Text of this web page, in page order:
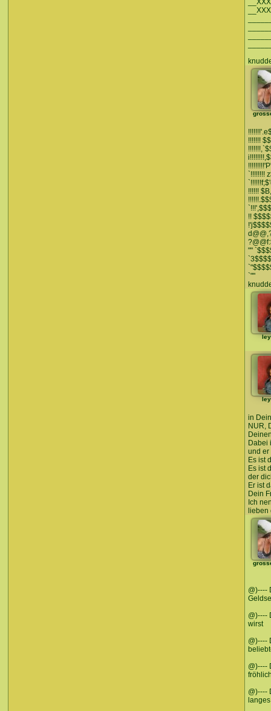
!!!!!!!
`!!!!!!!!
!!!!!!
!!
""
`""
in
NUR,
Dabei
und er
Es ist
Es ist
der
Er ist
Dein
Ich
lieben
@)----
@)----
wirst
@)----
@)----
@)----